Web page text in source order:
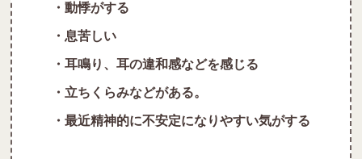
・動悸がする
・息苦しい
・耳鳴り、耳の違和感などを感じる
・立ちくらみなどがある。
・最近精神的に不安定になりやすい気がする